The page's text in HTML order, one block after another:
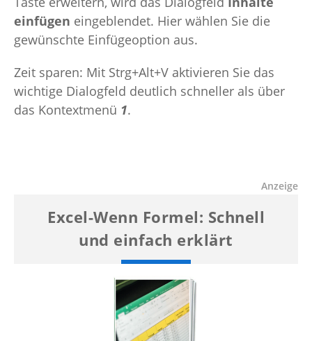
einfügen eingeblendet. Hier wählen Sie die
gewünschte Einfügeoption aus.
Zeit sparen: Mit Strg+Alt+V aktivieren Sie das
wichtige Dialogfeld deutlich schneller als über
das Kontextmenü 1.